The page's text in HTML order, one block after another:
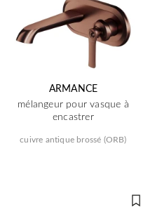
ARMANCE
mélangeur pour vasque à
encastrer
cuivre antique brossé (ORB)